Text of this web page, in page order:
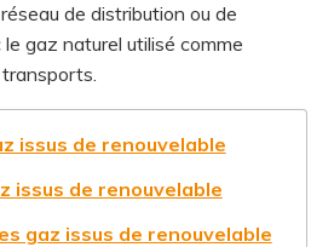
de distribution ou de
gaz naturel utilisé comme
issus de renouvelable
issus de renouvelable
gaz issus de renouvelable